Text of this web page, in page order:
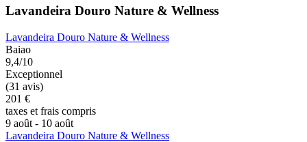
Lavandeira Douro Nature & Wellness
Lavandeira Douro Nature & Wellness
Baiao
9,4/10
Exceptionnel
(31 avis)
201 €
taxes et frais compris
9 août - 10 août
Lavandeira Douro Nature & Wellness